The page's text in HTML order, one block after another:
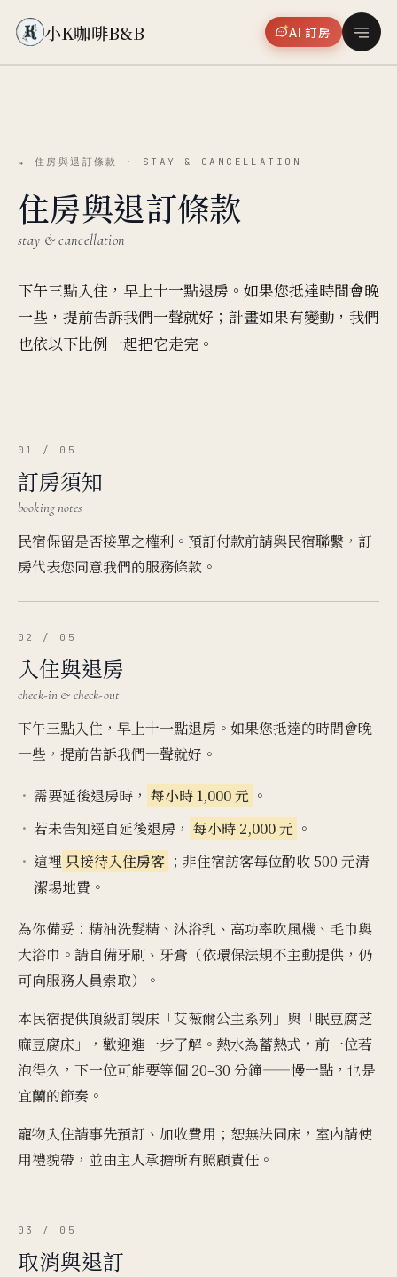
小K咖啡B&B AI 訂房
↳ 住房與退訂條款 · STAY & CANCELLATION
住房與退訂條款
stay & cancellation
下午三點入住，早上十一點退房。如果您抵達時間會晚
一些，提前告訴我們一聲就好；計畫如果有變動，我們
也依以下比例一起把它走完。
01 / 05
訂房須知
booking notes
民宿保留是否接單之權利。預訂付款前請與民宿聯繫，訂
房代表您同意我們的服務條款。
02 / 05
入住與退房
check-in & check-out
下午三點入住，早上十一點退房。如果您抵達的時間會晚
一些，提前告訴我們一聲就好。
需要延後退房時， 每小時 1,000 元 。
若未告知逕自延後退房， 每小時 2,000 元 。
這裡 只接待入住房客 ；非住宿訪客每位酌收 500 元清
潔場地費。
為你備妥：精油洗髮精、沐浴乳、高功率吹風機、毛巾與
大浴巾。請自備牙刷、牙膏（依環保法規不主動提供，仍
可向服務人員索取）。
本民宿提供頂級訂製床「艾薇爾公主系列」與「眠豆腐芝
麻豆腐床」，歡迎進一步了解。熱水為蓄熱式，前一位若
泡得久，下一位可能要等個 20–30 分鐘——慢一點，也是
宜蘭的節奏。
寵物入住請事先預訂、加收費用；恕無法同床，室內請使
用禮貌帶，並由主人承擔所有照顧責任。
03 / 05
取消與退訂